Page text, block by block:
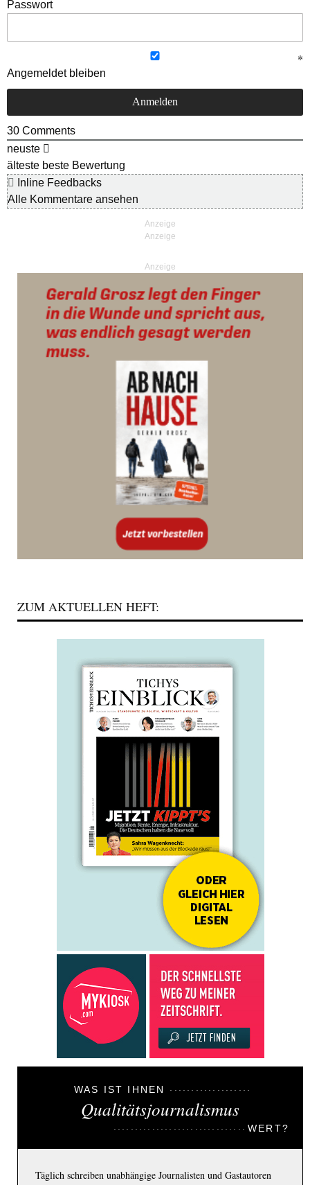
Passwort
Angemeldet bleiben
30 Comments
neuste
älteste beste Bewertung
Inline Feedbacks
Alle Kommentare ansehen
Anzeige
ZUM AKTUELLEN HEFT:
WAS IST IHNEN
Qualitätsjournalismus
WERT?
Täglich schreiben unabhängige Journalisten und Gastautoren